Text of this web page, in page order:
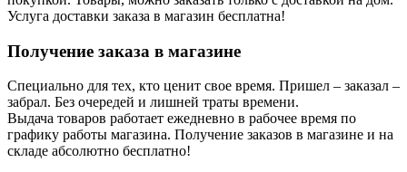
Услуга доставки заказа в магазин бесплатна!
Получение заказа в магазине
Специально для тех, кто ценит свое время. Пришел – заказал –
забрал. Без очередей и лишней траты времени.
Выдача товаров работает ежедневно в рабочее время по
графику работы магазина. Получение заказов в магазине и на
складе абсолютно бесплатно!